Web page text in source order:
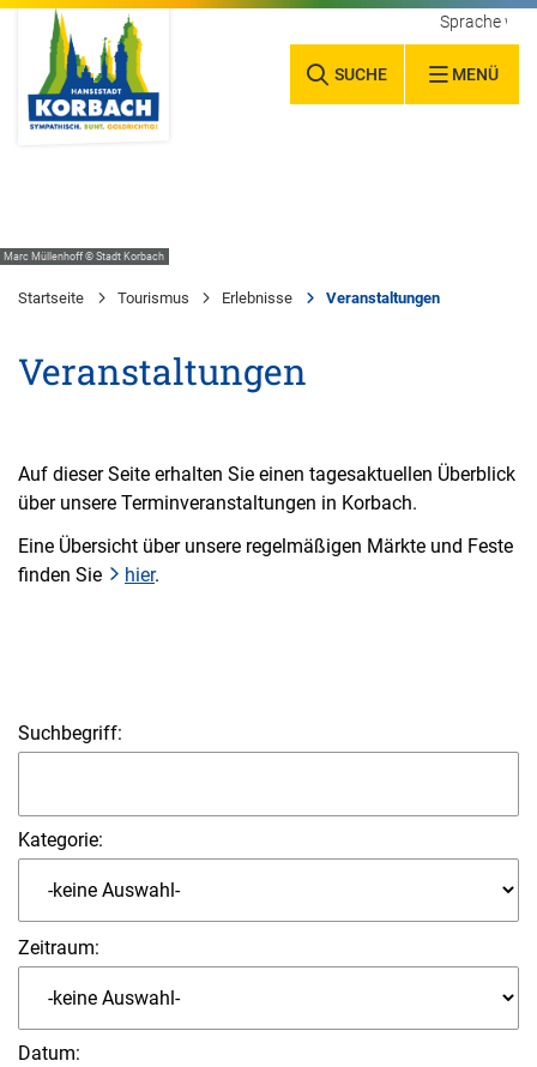
SUCHE MENÜ
Sprache
Marc Müllenhoff © Stadt Korbach
Startseite Tourismus Erlebnisse Veranstaltungen
Veranstaltungen
Auf dieser Seite erhalten Sie einen tagesaktuellen Überblick
über unsere Terminveranstaltungen in Korbach.
Eine Übersicht über unsere regelmäßigen Märkte und Feste
finden Sie
hier.
Suchbegriff:
Kategorie:
Zeitraum:
Datum: